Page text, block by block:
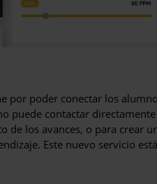
por poder conectar los
puede contactar directamente
de los avances, o para crear
Este nuevo servicio está